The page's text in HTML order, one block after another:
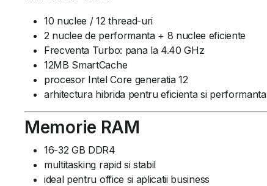
10 nuclee / 12 thread-uri
2 nuclee de performanta + 8 nuclee eficiente
Frecventa Turbo: pana la 4.40 GHz
12MB SmartCache
procesor Intel Core generatia 12
arhitectura hibrida pentru eficienta si performanta
Memorie RAM
16-32 GB DDR4
multitasking rapid si stabil
ideal pentru office si aplicatii business